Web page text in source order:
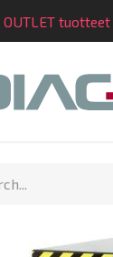
OUTLET tuotteet